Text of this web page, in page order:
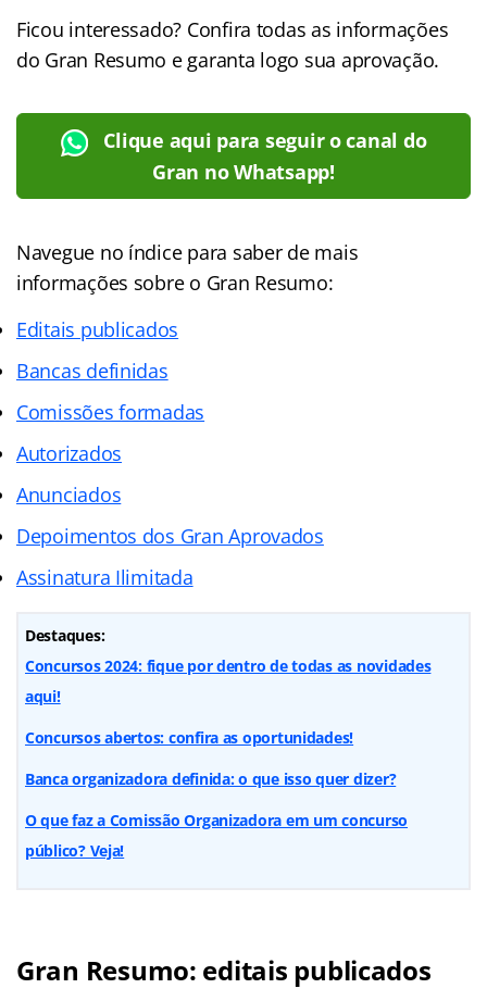
Ficou interessado? Confira todas as informações
do Gran Resumo e garanta logo sua aprovação.
Clique aqui para seguir o canal do
Gran no Whatsapp!
Navegue no índice para saber de mais
informações sobre o Gran Resumo:
Editais publicados
Bancas definidas
Comissões formadas
Autorizados
Anunciados
Depoimentos dos Gran Aprovados
Assinatura Ilimitada
Destaques:
Concursos 2024: fique por dentro de todas as novidades
aqui!
Concursos abertos: confira as oportunidades!
Banca organizadora definida: o que isso quer dizer?
O que faz a Comissão Organizadora em um concurso
público? Veja!
Gran Resumo: editais publicados